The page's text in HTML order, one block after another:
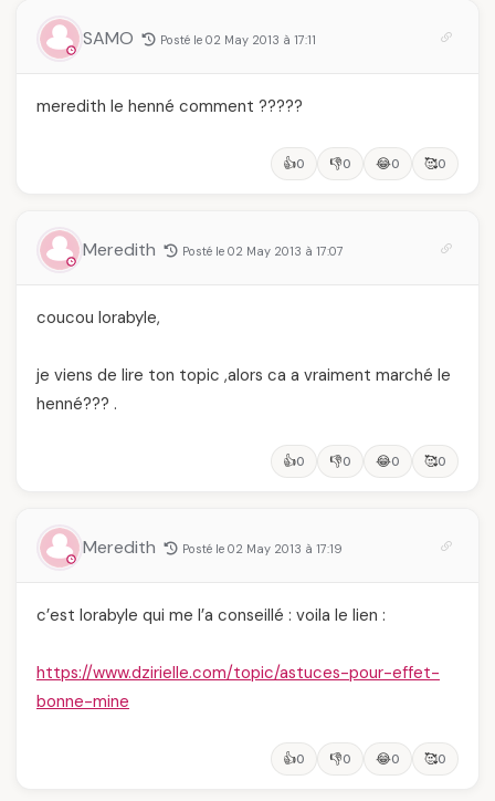
SAMO Posté le 02 May 2013 à 17:11
meredith le henné comment ?????
👍0 👎0 😂0 🥰0
Meredith Posté le 02 May 2013 à 17:07
coucou lorabyle,
je viens de lire ton topic ,alors ca a vraiment marché le
henné??? .
👍0 👎0 😂0 🥰0
Meredith Posté le 02 May 2013 à 17:19
c’est lorabyle qui me l’a conseillé : voila le lien :
https://www.dzirielle.com/topic/astuces-pour-effet-
bonne-mine
👍0 👎0 😂0 🥰0